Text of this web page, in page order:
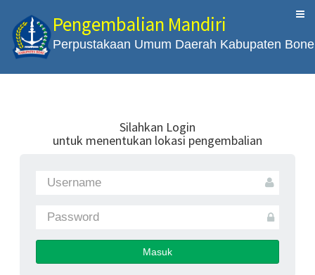
Pengembalian Mandiri
Perpustakaan Umum Daerah Kabupaten Bone
Silahkan Login
untuk menentukan lokasi pengembalian
Masuk